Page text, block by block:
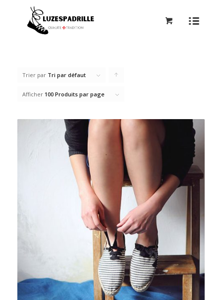
Trier par Tri par défaut
les
produits
ascendant
Afficher 100 Produits par page